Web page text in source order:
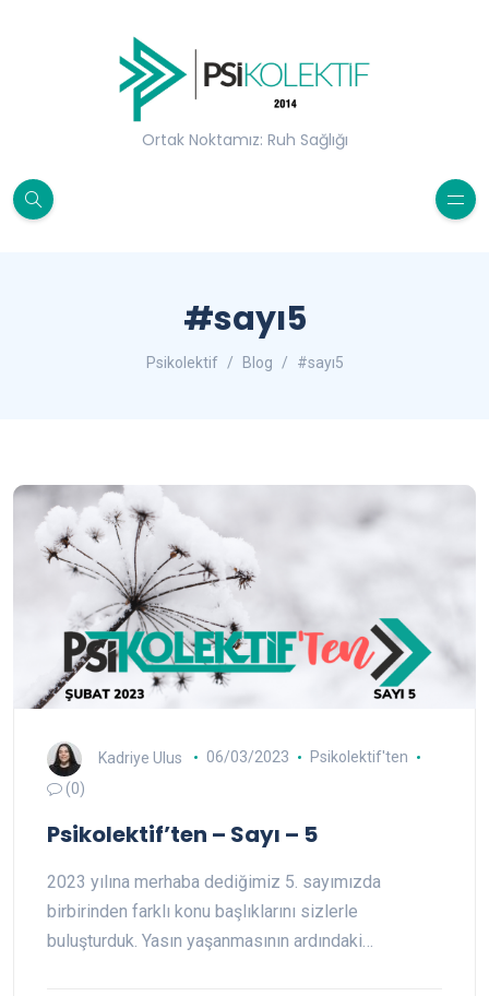
Ortak Noktamız: Ruh Sağlığı
#sayı5
Psikolektif Blog #sayı5
Kadriye Ulus 06/03/2023
Psikolektif'ten
(0)
Psikolektif’ten – Sayı – 5
2023 yılına merhaba dediğimiz 5. sayımızda
birbirinden farklı konu başlıklarını sizlerle
buluşturduk. Yasın yaşanmasının ardındaki…